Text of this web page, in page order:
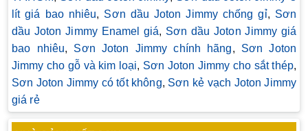
lít giá bao nhiêu, Sơn dầu Joton Jimmy chống gỉ, Sơn
dầu Joton Jimmy Enamel giá, Sơn dầu Joton Jimmy giá
bao nhiêu, Sơn Joton Jimmy chính hãng, Sơn Joton
Jimmy cho gỗ và kim loại, Sơn Joton Jimmy cho sắt thép,
Sơn Joton Jimmy có tốt không, Sơn kẻ vạch Joton Jimmy
giá rẻ